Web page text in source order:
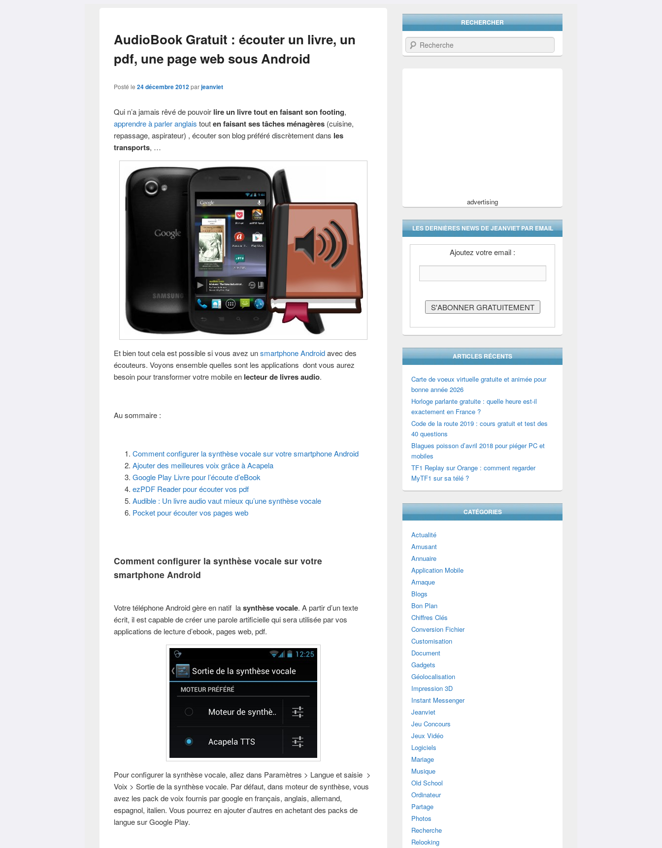
AudioBook Gratuit : écouter un livre, un
pdf, une page web sous Android
Posté le24 décembre 2012parjeanviet
Qui n’a jamais rêvé de pouvoir lire un livre tout en faisant son footing,
apprendre à parler anglais touten faisant ses tâches ménagères (cuisine,
repassage, aspirateur) , écouter son blog préféré discrètement dans les
transports, …
Et bien tout cela est possible si vous avez unsmartphone Androidavec des
écouteurs. Voyons ensemble quelles sont les applications dont vous aurez
besoin pour transformer votre mobile en lecteur de livres audio.
Au sommaire :
Comment configurer la synthèse vocale sur votre smartphone Android
Ajouter des meilleures voix grâce à Acapela
Google Play Livre pour l’écoute d’eBook
ezPDF Reader pour écouter vos pdf
Audible : Un livre audio vaut mieux qu’une synthèse vocale
Pocket pour écouter vos pages web
Comment configurer la synthèse vocale sur votre
smartphone Android
Votre téléphone Android gère en natif lasynthèse vocale. A partir d’un texte
écrit, il est capable de créer une parole artificielle qui sera utilisée par vos
applications de lecture d’ebook, pages web, pdf.
Pour configurer la synthèse vocale, allez dans Paramètres > Langue et saisie >
Voix > Sortie de la synthèse vocale. Par défaut, dans moteur de synthèse, vous
avez les pack de voix fournis par google en français, anglais, allemand,
espagnol, italien. Vous pourrez en ajouter d’autres en achetant des packs de
langue sur Google Play.
RECHERCHER
Recherche
advertising
LES DERNIÈRES NEWS DE JEANVIET PAR EMAIL
Ajoutez votre email :
ARTICLES RÉCENTS
Carte de voeux virtuelle gratuite et animée pour
bonne année 2026
Horloge parlante gratuite : quelle heure est-il
exactement en France ?
Code de la route 2019 : cours gratuit et test des
40 questions
Blagues poisson d’avril 2018 pour piéger PC et
mobiles
TF1 Replay sur Orange : comment regarder
MyTF1 sur sa télé ?
CATÉGORIES
Actualité
Amusant
Annuaire
Application Mobile
Arnaque
Blogs
Bon Plan
Chiffres Clés
Conversion Fichier
Customisation
Document
Gadgets
Géolocalisation
Impression 3D
Instant Messenger
Jeanviet
Jeu Concours
Jeux Vidéo
Logiciels
Mariage
Musique
Old School
Ordinateur
Partage
Photos
Recherche
Relooking